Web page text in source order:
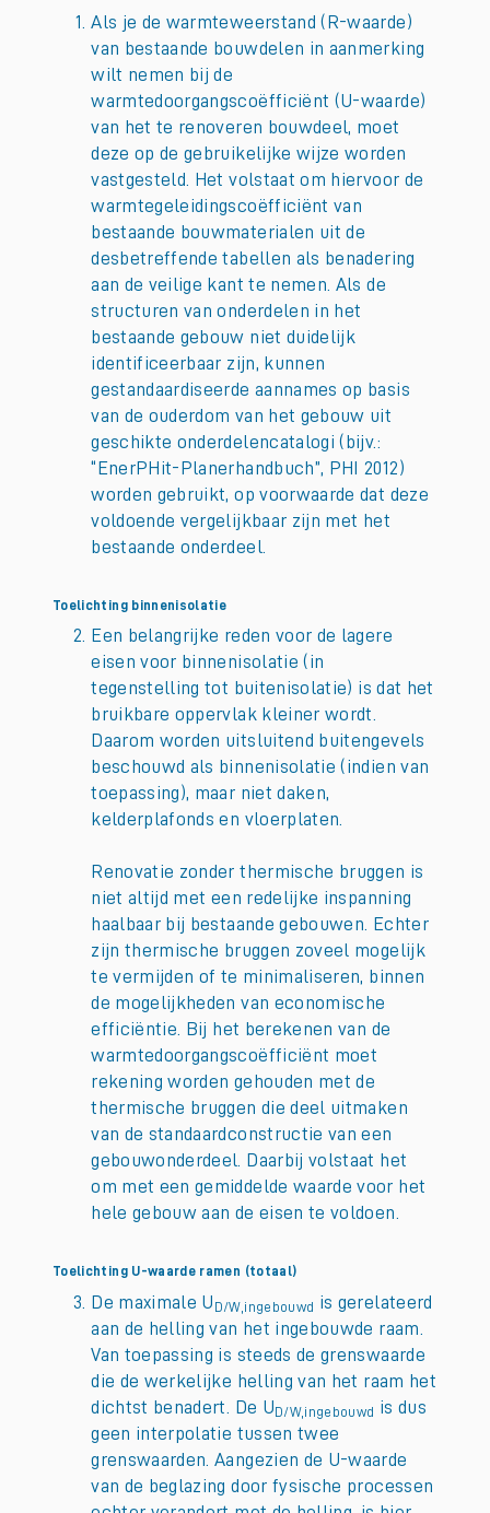
Als je de warmteweerstand (R-waarde)
van bestaande bouwdelen in aanmerking
wilt nemen bij de
warmtedoorgangscoëfficiënt (U-waarde)
van het te renoveren bouwdeel, moet
deze op de gebruikelijke wijze worden
vastgesteld. Het volstaat om hiervoor de
warmtegeleidingscoëfficiënt van
bestaande bouwmaterialen uit de
desbetreffende tabellen als benadering
aan de veilige kant te nemen. Als de
structuren van onderdelen in het
bestaande gebouw niet duidelijk
identificeerbaar zijn, kunnen
gestandaardiseerde aannames op basis
van de ouderdom van het gebouw uit
geschikte onderdelencatalogi (bijv.:
“EnerPHit-Planerhandbuch”, PHI 2012)
worden gebruikt, op voorwaarde dat deze
voldoende vergelijkbaar zijn met het
bestaande onderdeel.
Toelichting binnenisolatie
Een belangrijke reden voor de lagere
eisen voor binnenisolatie (in
tegenstelling tot buitenisolatie) is dat het
bruikbare oppervlak kleiner wordt.
Daarom worden uitsluitend buitengevels
beschouwd als binnenisolatie (indien van
toepassing), maar niet daken,
kelderplafonds en vloerplaten.
Renovatie zonder thermische bruggen is
niet altijd met een redelijke inspanning
haalbaar bij bestaande gebouwen. Echter
zijn thermische bruggen zoveel mogelijk
te vermijden of te minimaliseren, binnen
de mogelijkheden van economische
efficiëntie. Bij het berekenen van de
warmtedoorgangscoëfficiënt moet
rekening worden gehouden met de
thermische bruggen die deel uitmaken
van de standaardconstructie van een
gebouwonderdeel. Daarbij volstaat het
om met een gemiddelde waarde voor het
hele gebouw aan de eisen te voldoen.
Toelichting U-waarde ramen (totaal)
De maximale U D/W,ingebouwd is gerelateerd
aan de helling van het ingebouwde raam.
Van toepassing is steeds de grenswaarde
die de werkelijke helling van het raam het
dichtst benadert. De UD/W,ingebouwd is dus
geen interpolatie tussen twee
grenswaarden. Aangezien de U-waarde
van de beglazing door fysische processen